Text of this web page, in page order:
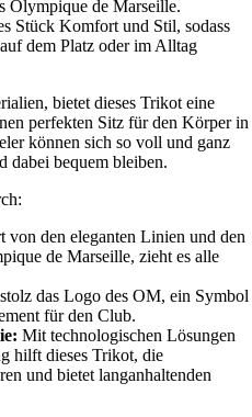
Olympique de Marseille.
Stück Komfort und Stil, sodass
dem Platz oder im Alltag
bietet dieses Trikot eine
perfekten Sitz für den Körper in
können sich so voll und ganz
dabei bequem bleiben.
von den eleganten Linien und den
de Marseille, zieht es alle
das Logo des OM, ein Symbol
für den Club.
Mit technologischen Lösungen
hilft dieses Trikot, die
und bietet langanhaltenden